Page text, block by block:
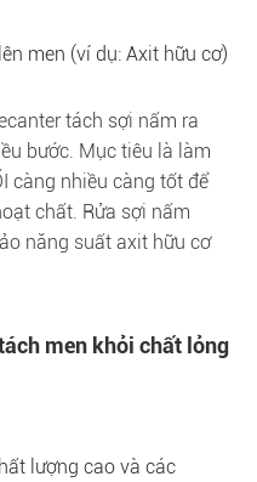
men (ví dụ: Axit hữu cơ)
tách sợi nấm ra
bước. Mục tiêu là làm
càng nhiều càng tốt để
chất. Rửa sợi nấm
năng suất axit hữu cơ
men khỏi chất lỏng
lượng cao và các